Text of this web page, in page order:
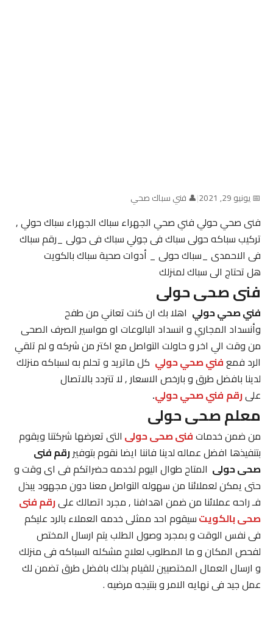
📅 يونيو 29, 2021 |👤 فني سباك صحي
فنى صحي حولي فني صحي الجهراء سباك الجهراء سباك حولي ,
تركيب سباكه حولى سباك فى جولي سباك فى حولى _رقم سباك
فى الاحمدى _سباك حولى _ أدوات صحية سباك بالكويت
هل تحتاج الى سباك لمنزلك
فنى صحى حولى
فني صحي حولياهلا بك ان كنت تعاني من طفح
وأنسداد المجاري و انسداد البالوعات او مواسير الصرف الصحى
من وقت الي اخر و حاولت التواصل مع اكتر من شركه و لم تلقي
الرد فمعفني صحي حوليكل ماتريد و تحلم به لسباكه منزلك
لدينا بافضل طرق و بارخص الاسعار , لا تتردد بالاتصال
علىرقمفني صحي حولي.
معلم صحى حولى
من ضمن خدماتفنى صحى حولىالتى تعرضها شركتنا ويقوم
بتنفيذها افضل عماله لدينا فاننا ايضا نقوم بتوفيررقم فنى
صحى حولىالمتاح طوال اليوم لخدمه حضراتكم فى اى وقت و
حتى يمكن لعملائنا من سهوله التواصل معنا دون مجهود يبذل
فـ راحه عملائنا من ضمن اهدافنا , مجرد اتصالك علىرقم فنى
صحى بالكويتسيقوم احد ممثلى خدمه العملاء بالرد عليكم
فى نفس الوقت و بمجرد وصول الطلب يتم ارسال المختص
لفحص المكان و ما المطلوب لعلاج مشكله السباكه فى منزلك
و ارسال العمال المختصيين للقيام بذلك بافضل طرق تضمن لك
عمل جيد فى نهايه الامر و بنتيجه مرضيه .